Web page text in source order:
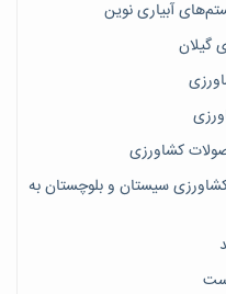
آبیاری نوین
های کشاورزی سیستان و بلوچستان به